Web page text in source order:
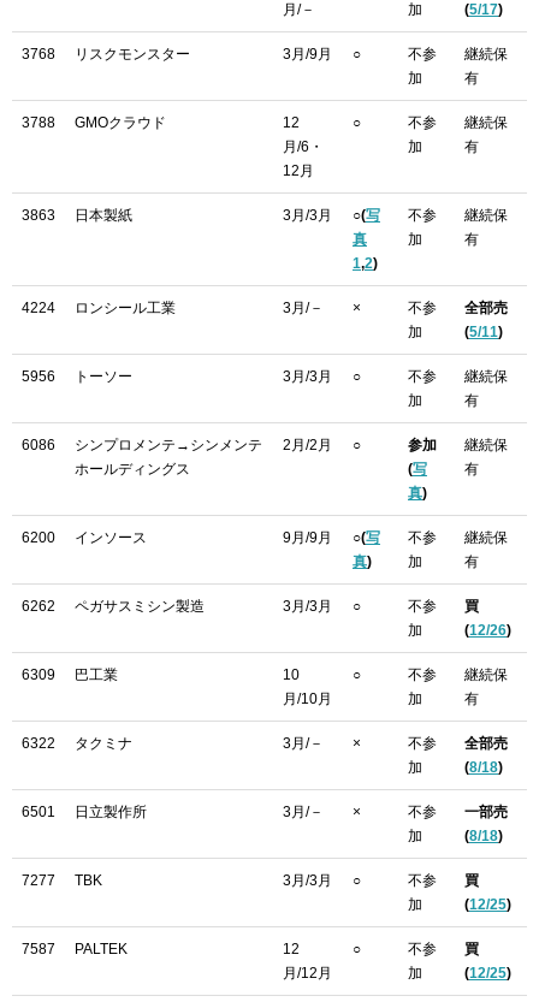
月/－
加
(5/17)
3768 リスクモンスター 3月/9月 ○
不参
加
継続保
有
3788 GMOクラウド
12
月/6・
12月
○
不参
加
継続保
有
3863 日本製紙 3月/3月 ○(写
真
1,2)
不参
加
継続保
有
4224 ロンシール工業 3月/－ ×
不参
加
全部売
(5/11)
5956 トーソー 3月/3月 ○
不参
加
継続保
有
6086
シンプロメンテ→シンメンテ
ホールディングス
2月/2月 ○
参加
(写
真)
継続保
有
6200 インソース 9月/9月 ○(写
真)
不参
加
継続保
有
6262 ペガサスミシン製造 3月/3月 ○
不参
加
買
(12/26)
6309 巴工業
10
月/10月
○
不参
加
継続保
有
6322 タクミナ 3月/－ ×
不参
加
全部売
(8/18)
6501 日立製作所 3月/－ ×
不参
加
一部売
(8/18)
7277 TBK 3月/3月 ○
不参
加
買
(12/25)
7587 PALTEK
12
月/12月
○
不参
加
買
(12/25)